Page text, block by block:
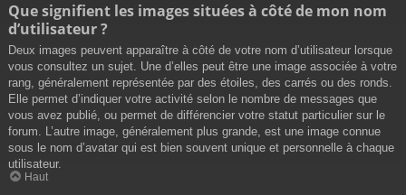
Que signifient les images situées à côté de mon nom
d’utilisateur ?
Deux images peuvent apparaître à côté de votre nom d’utilisateur lorsque
vous consultez un sujet. Une d’elles peut être une image associée à votre
rang, généralement représentée par des étoiles, des carrés ou des ronds.
Elle permet d’indiquer votre activité selon le nombre de messages que
vous avez publié, ou permet de différencier votre statut particulier sur le
forum. L’autre image, généralement plus grande, est une image connue
sous le nom d’avatar qui est bien souvent unique et personnelle à chaque
utilisateur.
Haut